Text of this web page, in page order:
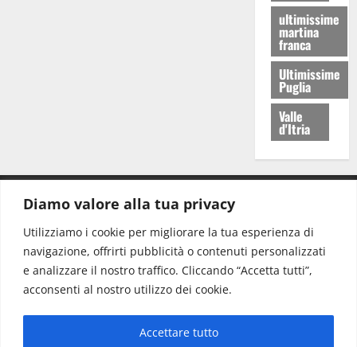
Diamo valore alla tua privacy
Utilizziamo i cookie per migliorare la tua esperienza di
navigazione, offrirti pubblicità o contenuti personalizzati
e analizzare il nostro traffico. Cliccando “Accetta tutti”,
acconsenti al nostro utilizzo dei cookie.
Accettare tutto
ultimissime
martina
franca
Ultimissime
Puglia
Valle
d'Itria
Redazione: redazione@www.martinasera.it
Direttore:direttore@www.martinasera.it
Info & Commerciale:info@www.martinasera.it